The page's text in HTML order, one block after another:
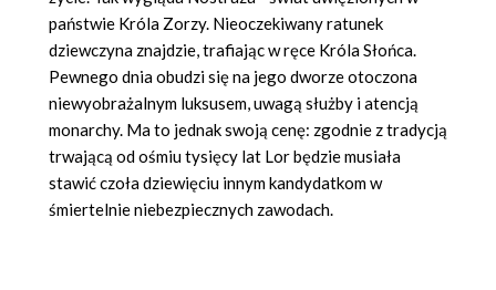
państwie Króla Zorzy. Nieoczekiwany ratunek
dziewczyna znajdzie, trafiając w ręce Króla Słońca.
Pewnego dnia obudzi się na jego dworze otoczona
niewyobrażalnym luksusem, uwagą służby i atencją
monarchy. Ma to jednak swoją cenę: zgodnie z tradycją
trwającą od ośmiu tysięcy lat Lor będzie musiała
stawić czoła dziewięciu innym kandydatkom w
śmiertelnie niebezpiecznych zawodach.